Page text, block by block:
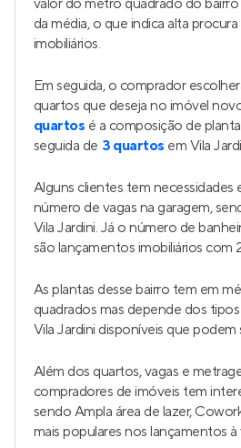
valor do metro quadrado do bairro
da média, o que indica alta
imobiliários.
Em seguida, o comprador
quartos que deseja no imóvel
quartos é a composição de
seguida de 3 quartos em Vila
Alguns clientes tem necessidades
número de vagas na garagem,
Vila Jardini. Já o número de
são lançamentos imobiliários com
As plantas desse bairro tem em
quadrados mas depende dos
Vila Jardini disponíveis que
Além dos quartos, vagas e
compradores de imóveis tem
sendo Ampla área de lazer,
mais populares nos lançamentos à